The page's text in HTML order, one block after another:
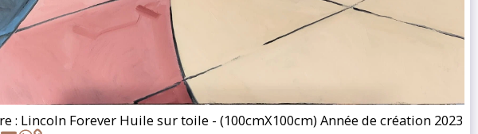
: Lincoln Forever Huile sur toile - (100cmX100cm) Année de création 2023